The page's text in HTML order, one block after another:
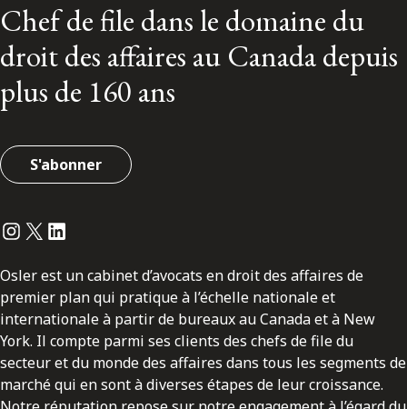
Chef de file dans le domaine du
droit des affaires au Canada depuis
plus de 160 ans
S'abonner
Instagram
Twitter
LinkedIn
Osler est un cabinet d’avocats en droit des affaires de
premier plan qui pratique à l’échelle nationale et
internationale à partir de bureaux au Canada et à New
York. Il compte parmi ses clients des chefs de file du
secteur et du monde des affaires dans tous les segments de
marché qui en sont à diverses étapes de leur croissance.